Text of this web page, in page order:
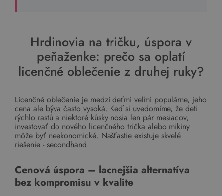
Hrdinovia na tričku, úspora v
peňaženke: prečo sa oplatí
licenčné oblečenie z druhej ruky?
Licenčné oblečenie je medzi deťmi veľmi populárne, jeho
cena ale býva často vysoká. Keď si uvedomíme, že deti
rýchlo rastú a niektoré kúsky nosia len pár mesiacov,
investovať do nového licenčného trička alebo mikiny
môže byť neekonomické. Našťastie existuje skvelé
riešenie - secondhand.
Cenová úspora – lacnejšia alternatíva
bez kompromisu v kvalite